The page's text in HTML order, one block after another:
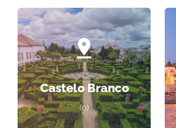
Castelo Branco
(0)